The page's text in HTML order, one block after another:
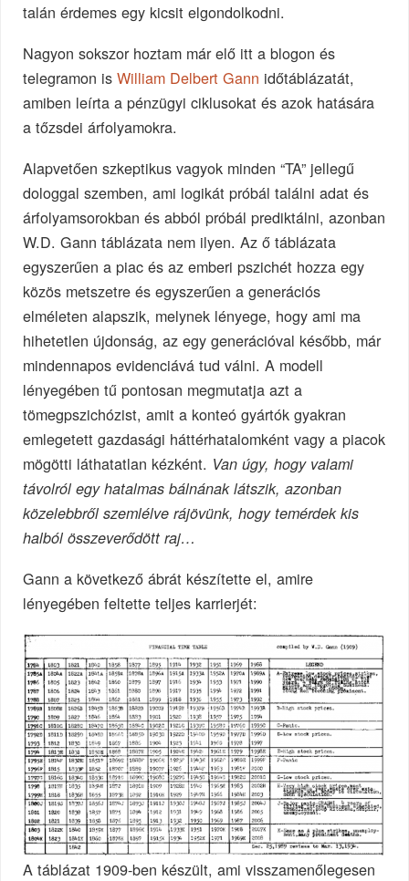
talán érdemes egy kicsit elgondolkodni.
Nagyon sokszor hoztam már elő itt a blogon és
telegramon isWilliam Delbert Gann időtáblázatát,
amiben leírta a pénzügyi ciklusokat és azok hatására
a tőzsdei árfolyamokra.
Alapvetően szkeptikus vagyok minden “TA” jellegű
dologgal szemben, ami logikát próbál találni adat és
árfolyamsorokban és abból próbál prediktálni, azonban
W.D. Gann táblázata nem ilyen. Az ő táblázata
egyszerűen a piac és az emberi pszichét hozza egy
közös metszetre és egyszerűen a generációs
elméleten alapszik, melynek lényege, hogy ami ma
hihetetlen újdonság, az egy generációval később, már
mindennapos evidenciává tud válni. A modell
lényegében tű pontosan megmutatja azt a
tömegpszichózist, amit a konteó gyártók gyakran
emlegetett gazdasági háttérhatalomként vagy a piacok
mögötti láthatatlan kézként. Van úgy, hogy valami
távolról egy hatalmas bálnának látszik, azonban
közelebbről szemlélve rájövünk, hogy temérdek kis
halból összeverődött raj…
Gann a következő ábrát készítette el, amire
lényegében feltette teljes karrierjét:
A táblázat 1909-ben készült, ami visszamenőlegesen